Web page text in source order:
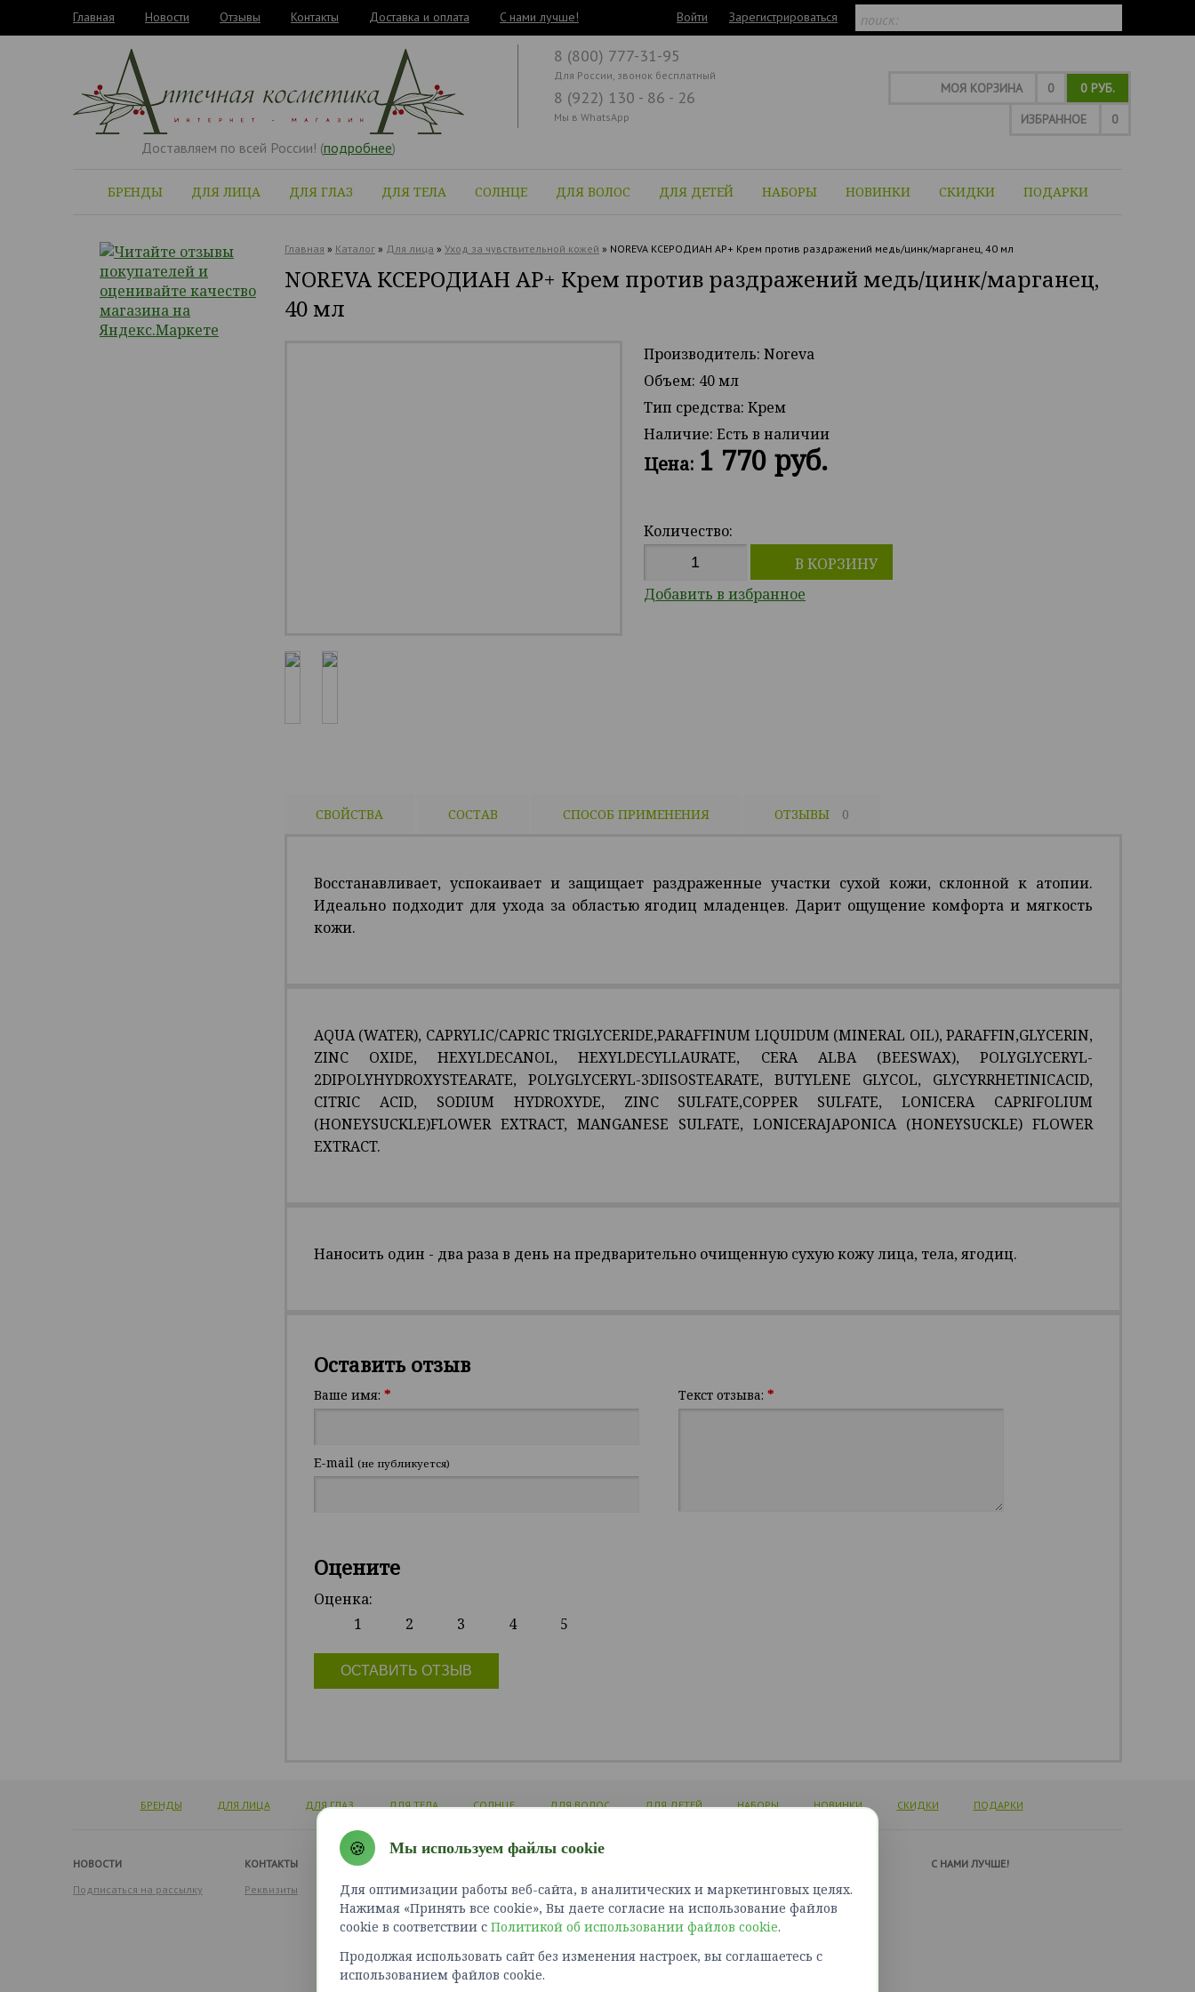
Главная Новости Отзывы Контакты Доставка и оплата C нами лучше! Войти Зарегистрироваться
Доставляем по всей России! (подробнее)
МОЯ КОРЗИНА 0
0 РУБ.
ИЗБРАННОЕ
0
БРЕНДЫ ДЛЯ ЛИЦА ДЛЯ ГЛАЗ ДЛЯ ТЕЛА СОЛНЦЕ ДЛЯ ВОЛОС ДЛЯ ДЕТЕЙ НАБОРЫ НОВИНКИ СКИДКИ ПОДАРКИ
8 (800) 777-31-95
Для России, звонок бесплатный
8 (922) 130 - 86 - 26
Мы в WhatsApp
Главная » Каталог » Для лица » Уход за чувствительной кожей » NOREVA КСЕРОДИАН АР+ Крем против раздражений медь/цинк/марганец, 40 мл
NOREVA КСЕРОДИАН АР+ Крем против раздражений медь/цинк/марганец,
40 мл
Производитель: Noreva
Объем: 40 мл
Тип средства: Крем
Наличие: Есть в наличии
Цена: 1 770 руб.
Количество:
В КОРЗИНУ
Добавить в избранное
СВОЙСТВА СОСТАВ СПОСОБ ПРИМЕНЕНИЯ ОТЗЫВЫ 0
Восстанавливает, успокаивает и защищает раздраженные участки сухой кожи, склонной к атопии.
Идеально подходит для ухода за областью ягодиц младенцев. Дарит ощущение комфорта и мягкость
кожи.
AQUA (WATER), CAPRYLIC/CAPRIC TRIGLYCERIDE,PARAFFINUM LIQUIDUM (MINERAL OIL), PARAFFIN,GLYCERIN,
ZINC OXIDE, HEXYLDECANOL, HEXYLDECYLLAURATE, CERA ALBA (BEESWAX), POLYGLYCERYL-
2DIPOLYHYDROXYSTEARATE, POLYGLYCERYL-3DIISOSTEARATE, BUTYLENE GLYCOL, GLYCYRRHETINICACID,
CITRIC ACID, SODIUM HYDROXYDE, ZINC SULFATE,COPPER SULFATE, LONICERA CAPRIFOLIUM
(HONEYSUCKLE)FLOWER EXTRACT, MANGANESE SULFATE, LONICERAJAPONICA (HONEYSUCKLE) FLOWER
EXTRACT.
Наносить один - два раза в день на предварительно очищенную сухую кожу лица, тела, ягодиц.
Оставить отзыв
Ваше имя: *
E-mail (не публикуется)
Текст отзыва: *
Оцените
Оценка:
1
2 3 4 5
ОСТАВИТЬ ОТЗЫВ
БРЕНДЫ ДЛЯ ЛИЦА ДЛЯ ГЛАЗ ДЛЯ ТЕЛА СОЛНЦЕ ДЛЯ ВОЛОС ДЛЯ ДЕТЕЙ НАБОРЫ НОВИНКИ СКИДКИ ПОДАРКИ
НОВОСТИ
Подписаться на рассылку
КОНТАКТЫ
Реквизиты
Войти
Зарегистрироваться
Доставка и оплата
Как сделать заказ?
Политика конфиденциальности
Правила оплаты картами
Связаться с нами
Карта сайта
C НАМИ ЛУЧШЕ!
🍪 Мы используем файлы cookie
Для оптимизации работы веб-сайта, в аналитических и маркетинговых целях.
Нажимая «Принять все cookie», Вы даете согласие на использование файлов
cookie в соответствии с Политикой об использовании файлов cookie.
Продолжая использовать сайт без изменения настроек, вы соглашаетесь с
использованием файлов cookie.